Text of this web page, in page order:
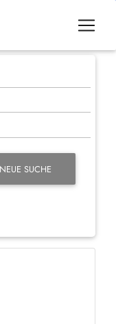
NEUE SUCHE